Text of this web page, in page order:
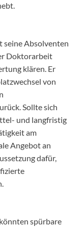
seine Absolventen
Doktorarbeit
klären. Er
von
Sollte sich
und langfristig
am
Angebot an
dafür,
spürbare